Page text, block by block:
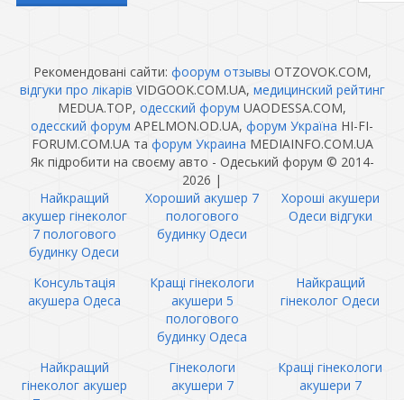
Рекомендовані сайти: фоорум отзывы OTZOVOK.COM,
відгуки про лікарів VIDGOOK.COM.UA, медицинский рейтинг
MEDUA.TOP, одесский форум UAODESSA.COM,
одесский форум APELMON.OD.UA, форум Україна HI-FI-
FORUM.COM.UA та форум Украина MEDIAINFO.COM.UA
Як підробити на своєму авто - Одеський форум © 2014-
2026 |
Найкращий
акушер гінеколог
7 пологового
будинку Одеси
Хороший акушер 7
пологового
будинку Одеси
Хороші акушери
Одеси відгуки
Консультація
акушера Одеса
Кращі гінекологи
акушери 5
пологового
будинку Одеса
Найкращий
гінеколог Одеси
Найкращий
гінеколог акушер
Гінекологи
акушери 7
Кращі гінекологи
акушери 7